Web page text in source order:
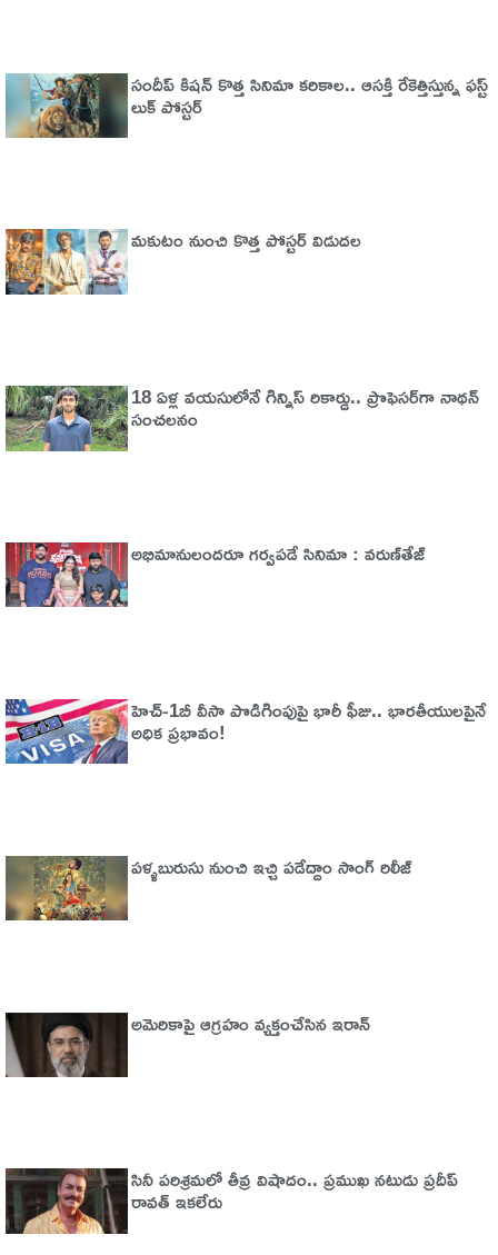
సందీప్ కిషన్ కొత్త సినిమా కరికాల.. ఆసక్తి రేకెత్తిస్తున్న ఫస్ట్
లుక్ పోస్టర్
మకుటం నుంచి కొత్త పోస్టర్ విడుదల
18 ఏళ్ల వయసులోనే గిన్నిస్ రికార్డు.. ప్రొఫెసర్‌గా నాథన్
సంచలనం
అభిమానులందరూ గర్వపడే సినిమా : వరుణ్‌తేజ్‌
హెచ్‌-1బీ వీసా పొడిగింపుపై భారీ ఫీజు.. భారతీయులపైనే
అధిక ప్రభావం!
పళ్ళబురుసు నుంచి ఇచ్చి పడేద్దాం సాంగ్ రిలీజ్
అమెరికాపై ఆగ్ర‌హం వ్య‌క్తంచేసిన ఇరాన్
సినీ పరిశ్రమలో తీవ్ర విషాదం.. ప్రముఖ నటుడు ప్రదీప్
రావత్ ఇకలేరు